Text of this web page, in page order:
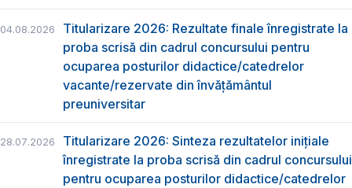
04.08.2026
Titularizare 2026: Rezultate finale înregistrate la
proba scrisă din cadrul concursului pentru
ocuparea posturilor didactice/catedrelor
vacante/rezervate din învăţământul
preuniversitar
28.07.2026
Titularizare 2026: Sinteza rezultatelor inițiale
înregistrate la proba scrisă din cadrul concursului
pentru ocuparea posturilor didactice/catedrelor